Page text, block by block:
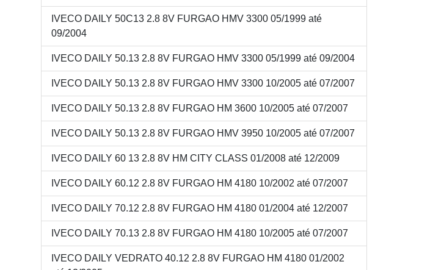
IVECO DAILY 50C13 2.8 8V FURGAO HMV 3300 05/1999 até
09/2004
IVECO DAILY 50.13 2.8 8V FURGAO HMV 3300 05/1999 até 09/2004
IVECO DAILY 50.13 2.8 8V FURGAO HMV 3300 10/2005 até 07/2007
IVECO DAILY 50.13 2.8 8V FURGAO HM 3600 10/2005 até 07/2007
IVECO DAILY 50.13 2.8 8V FURGAO HMV 3950 10/2005 até 07/2007
IVECO DAILY 60 13 2.8 8V HM CITY CLASS 01/2008 até 12/2009
IVECO DAILY 60.12 2.8 8V FURGAO HM 4180 10/2002 até 07/2007
IVECO DAILY 70.12 2.8 8V FURGAO HM 4180 01/2004 até 12/2007
IVECO DAILY 70.13 2.8 8V FURGAO HM 4180 10/2005 até 07/2007
IVECO DAILY VEDRATO 40.12 2.8 8V FURGAO HM 4180 01/2002